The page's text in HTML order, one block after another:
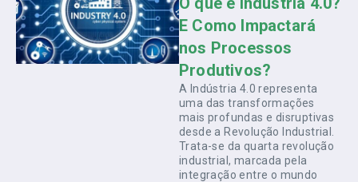
E Como Impactará
nos Processos
Produtivos?
A Indústria 4.0 representa
uma das transformações
mais profundas e disruptivas
desde a Revolução Industrial.
Trata-se da quarta revolução
industrial, marcada pela
integração entre o mundo